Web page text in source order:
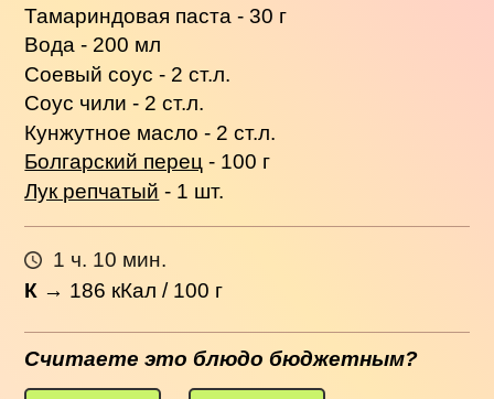
Тамариндовая паста - 30 г
Вода - 200 мл
Соевый соус - 2 ст.л.
Соус чили - 2 ст.л.
Кунжутное масло - 2 ст.л.
Болгарский перец - 100 г
Лук репчатый - 1 шт.
1 ч. 10 мин.
К → 186 кКал / 100 г
Считаете это блюдо бюджетным?